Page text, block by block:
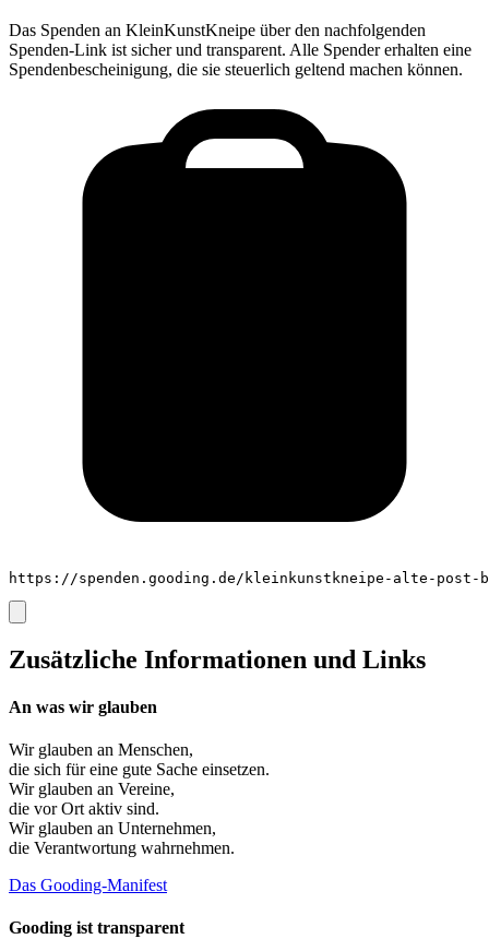
Das Spenden an KleinKunstKneipe über den nachfolgenden
Spenden-Link ist sicher und transparent. Alle Spender erhalten eine
Spendenbescheinigung, die sie steuerlich geltend machen können.
https://spenden.gooding.de/kleinkunstkneipe-alte-post-
Zusätzliche Informationen und Links
An was wir glauben
Wir glauben an Menschen,
die sich für eine gute Sache einsetzen.
Wir glauben an Vereine,
die vor Ort aktiv sind.
Wir glauben an Unternehmen,
die Verantwortung wahrnehmen.
Das Gooding-Manifest
Gooding ist transparent